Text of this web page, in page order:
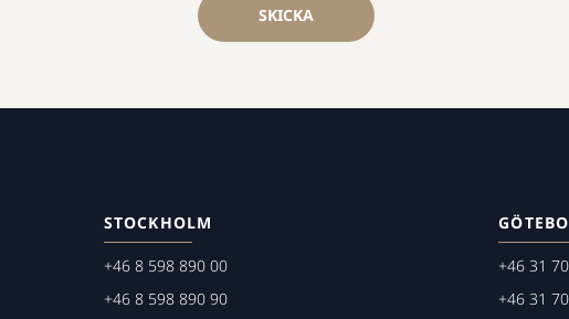
SKICKA
STOCKHOLM
+46 8 598 890 00
+46 8 598 890 90
+46 31
+46 31